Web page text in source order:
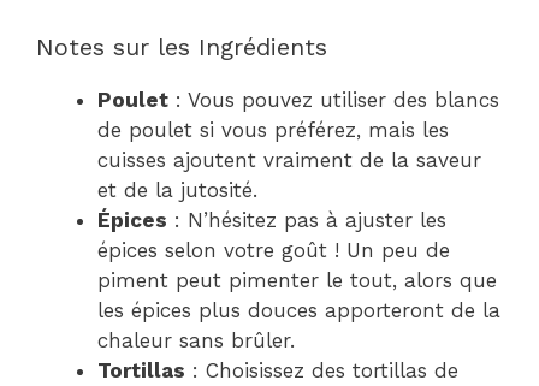
Notes sur les Ingrédients
Poulet : Vous pouvez utiliser des blancs
de poulet si vous préférez, mais les
cuisses ajoutent vraiment de la saveur
et de la jutosité.
Épices : N’hésitez pas à ajuster les
épices selon votre goût ! Un peu de
piment peut pimenter le tout, alors que
les épices plus douces apporteront de la
chaleur sans brûler.
Tortillas : Choisissez des tortillas de